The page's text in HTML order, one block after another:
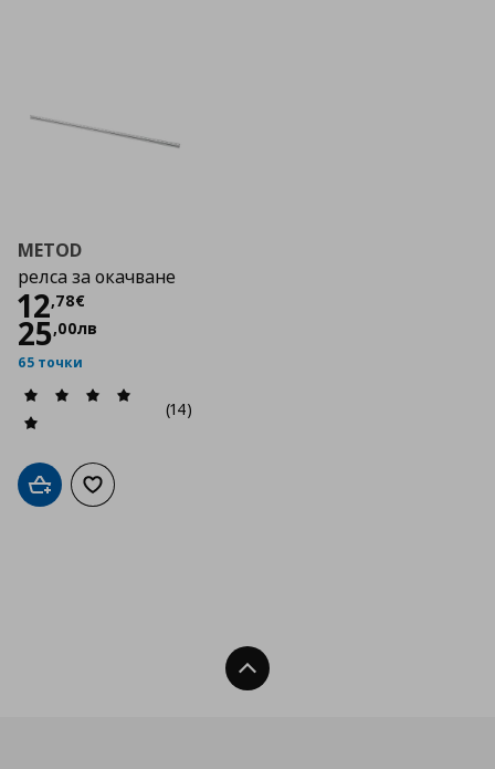
METOD
релса за окачване
12,78€
Цена
25,00лв
65 точки
(14)
Добави в кошницата
Добави към списъка с любими
Нагоре